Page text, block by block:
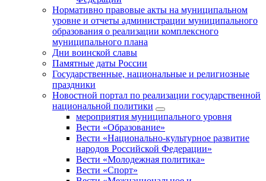
Нормативно правовые акты на муниципальном
уровне и отчеты администрации муниципального
образования о реализации комплексного
муниципального плана
Дни воинской славы
Памятные даты России
Государственные, национальные и религиозные
праздники
Новостной портал по реализации государственной
национальной политики
мероприятия муниципального уровня
Вести «Образование»
Вести «Национально-культурное развитие
народов Российской Федерации»
Вести «Молодежная политика»
Вести «Спорт»